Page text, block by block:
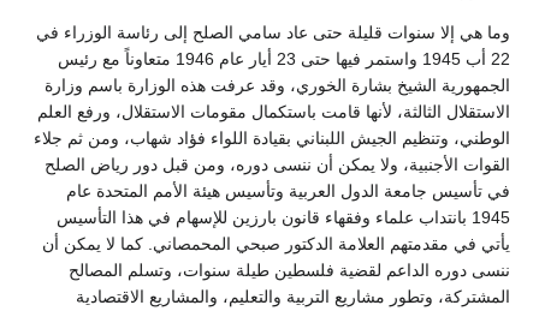
وما هي إلا سنوات قليلة حتى عاد سامي الصلح إلى رئاسة الوزراء في
22 أب 1945 واستمر فيها حتى 23 أيار عام 1946 متعاوناً مع رئيس
الجمهورية الشيخ بشارة الخوري، وقد عرفت هذه الوزارة باسم وزارة
الاستقلال الثالثة، لأنها قامت باستكمال مقومات الاستقلال، ورفع العلم
الوطني، وتنظيم الجيش اللبناني بقيادة اللواء فؤاد شهاب، ومن ثم جلاء
القوات الأجنبية، ولا يمكن أن ننسى دوره، ومن قبل دور رياض الصلح
في تأسيس جامعة الدول العربية وتأسيس هيئة الأمم المتحدة عام
1945 بانتداب علماء وفقهاء قانون بارزين للإسهام في هذا التأسيس
يأتي في مقدمتهم العلامة الدكتور صبحي المحمصاني. كما لا يمكن أن
ننسى دوره الداعم لقضية فلسطين طيلة سنوات، وتسلم المصالح
المشتركة، وتطور مشاريع التربية والتعليم، والمشاريع الاقتصادية